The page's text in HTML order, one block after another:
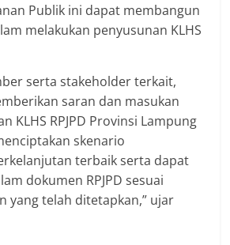
Publik ini dapat membangun
melakukan penyusunan KLHS
serta stakeholder terkait,
saran dan masukan
KLHS RPJPD Provinsi Lampung
skenario
terbaik serta dapat
dokumen RPJPD sesuai
yang telah ditetapkan,” ujar